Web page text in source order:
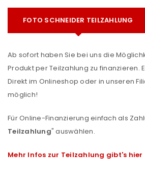
FOTO SCHNEIDER TEILZAHLUNG
Ab sofort haben Sie bei uns die
Produkt per Teilzahlung zu finanzieren.
Direkt im Onlineshop oder in unseren
möglich!
Für Online-Finanzierung einfach als
Teilzahlung" auswählen.
Mehr Infos zur Teilzahlung gibt's hier